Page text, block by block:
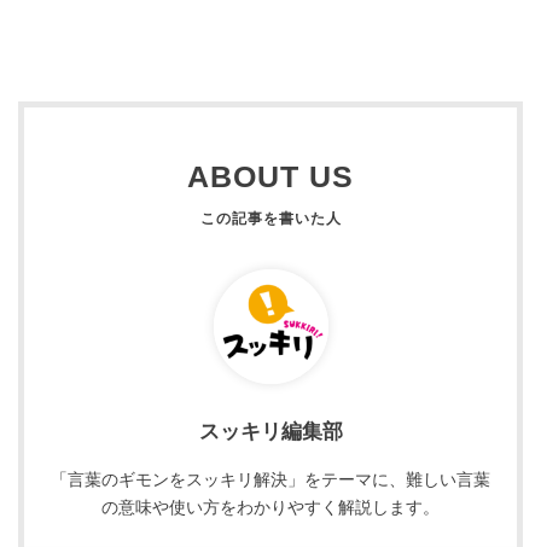
ABOUT US
スッキリ編集部
「言葉のギモンをスッキリ解決」をテーマに、難しい言葉
の意味や使い方をわかりやすく解説します。